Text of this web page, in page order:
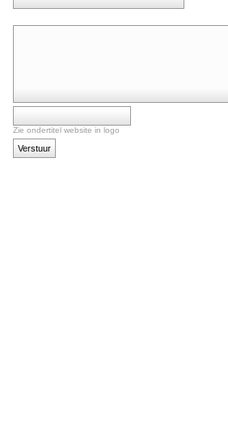
Zie ondertitel website in logo